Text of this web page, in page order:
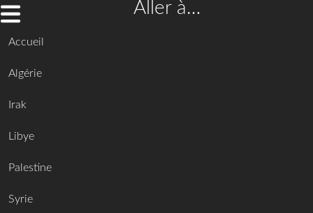
Aller à…
Accueil
Algérie
Irak
Libye
Palestine
Syrie